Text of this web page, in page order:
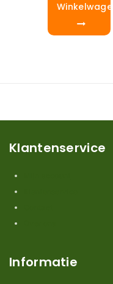
Winkelwagen
Klantenservice
Informatie